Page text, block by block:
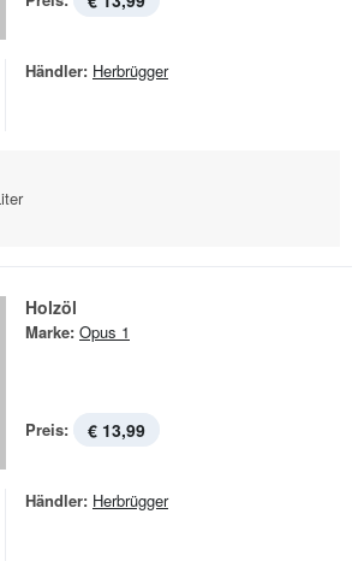
Händler: Herbrügger
Holzöl
Marke: Opus 1
Preis: € 13,99
Händler: Herbrügger